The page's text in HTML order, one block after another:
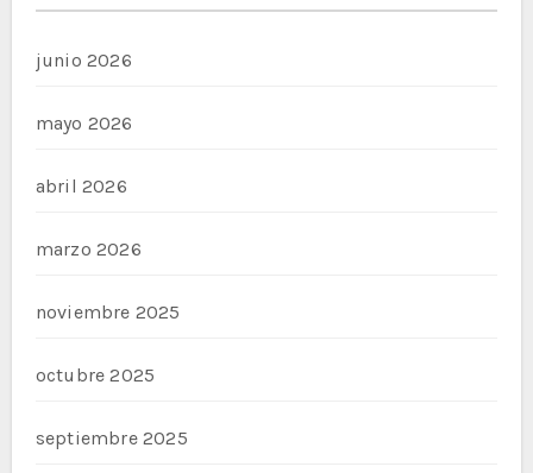
junio 2026
mayo 2026
abril 2026
marzo 2026
noviembre 2025
octubre 2025
septiembre 2025